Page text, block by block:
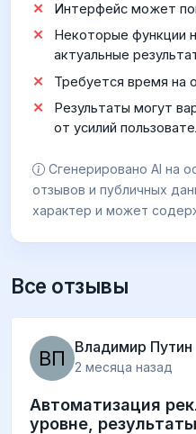
Интерфейс может
Некоторые функции
актуальные
Требуется время на
Результаты могут
от усилий
Сгенерировано AI на
отзывов и публичных
характер и может
Все отзывы
Владимир Путин
2 месяца назад
Автоматизация
уровне,